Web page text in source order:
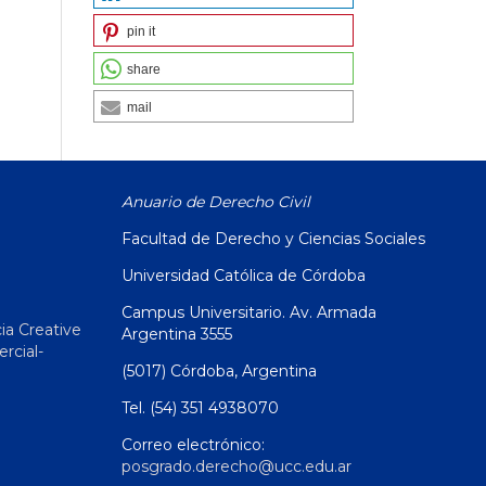
pin it
share
mail
Creative
Anuario de Derecho Civil
Facultad de Derecho y Ciencias Sociales
Universidad Católica de Córdoba
Campus Universitario. Av. Armada
Argentina 3555
(5017) Córdoba, Argentina
Tel. (54) 351 4938070
Correo electrónico:
posgrado.derecho@ucc.edu.ar